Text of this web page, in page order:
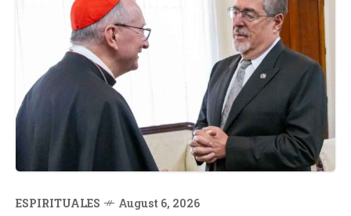
ESPIRITUALES August 6, 2026